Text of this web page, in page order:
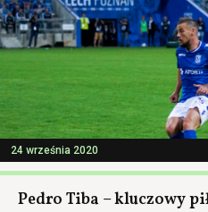
24 września 2020
Pedro Tiba – kluczowy